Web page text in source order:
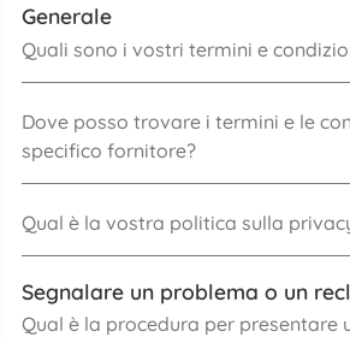
Generale
Quali sono i vostri termini e
Dove posso trovare i termini e le
specifico fornitore?
Qual è la vostra politica sulla
Segnalare un problema o un
Qual è la procedura per presentare